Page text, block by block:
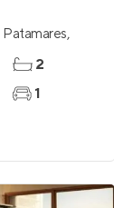
Patamares,
2
1